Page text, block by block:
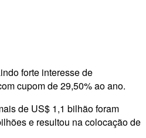
forte interesse de
cupom de 29,50% ao ano.
de US$ 1,1 bilhão foram
e resultou na colocação de